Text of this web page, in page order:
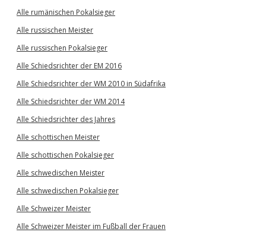
Alle rumänischen Pokalsieger
Alle russischen Meister
Alle russischen Pokalsieger
Alle Schiedsrichter der EM 2016
Alle Schiedsrichter der WM 2010 in Südafrika
Alle Schiedsrichter der WM 2014
Alle Schiedsrichter des Jahres
Alle schottischen Meister
Alle schottischen Pokalsieger
Alle schwedischen Meister
Alle schwedischen Pokalsieger
Alle Schweizer Meister
Alle Schweizer Meister im Fußball der Frauen